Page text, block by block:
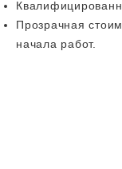
Прозрачная
начала работ.